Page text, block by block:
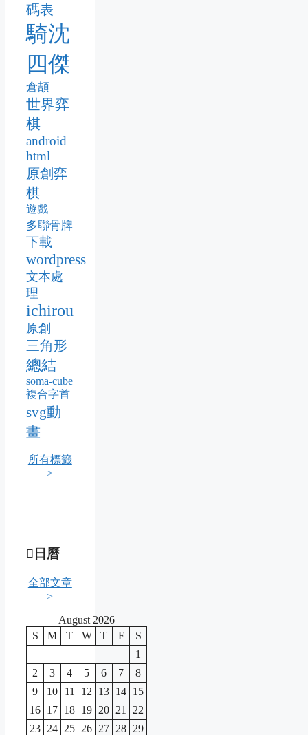
碼表
騎沈
四傑
倉頡
世界弈
棋
android
html
原創弈
棋
遊戲
多聯骨牌
下載
wordpress
文本處
理
ichirou
原創
三角形
總結
soma-cube
複合字首
svg動
畫
所有標籤
>
日曆
全部文章
>
August 2026
S
M T W T F
S
1
2
3 4 5 6 7
8
9
10 11 12 13 14 15
16 17 18 19 20 21
22
23 24 25 26 27 28 29